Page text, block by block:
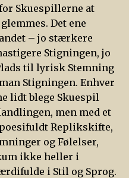
Skuespillerne at
Det ene
– jo stærkere
Stigningen, jo
til lyrisk Stemning
Stigningen. Enhver
lidt blege Skuespil
men med et
Replikskifte,
og Følelser,
ikke heller i
i Stil og Sprog.